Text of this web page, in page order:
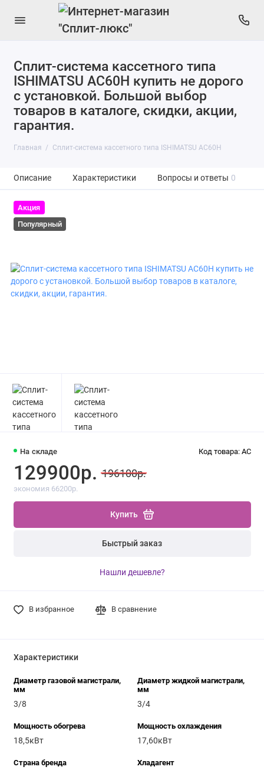
Сплит-система кассетного типа
ISHIMATSU AC60H купить не дорого
с установкой. Большой выбор
товаров в каталоге, скидки, акции,
гарантия.
Главная Сплит-система кассетного типа ISHIMATSU AC60H
Описание Характеристики Вопросы и ответы 0
Акция
Популярный
На складе Код товара: AC
129900р. 196100р.
экономия 66200р.
Купить
Быстрый заказ
Нашли дешевле?
В избранное В сравнение
Характеристики
Диаметр газовой магистрали,
мм
3/8
Диаметр жидкой магистрали,
мм
3/4
Мощность обогрева
18,5кВт
Мощность охлаждения
17,60кВт
Страна бренда Хладагент